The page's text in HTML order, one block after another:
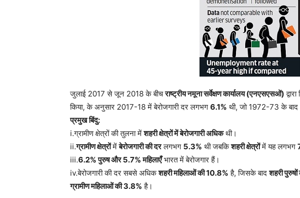
जुलाई 2017 से जून 2018 के बीचराष्ट्रीय नमूना सर्वेक्षण कार्यालय (एनएसएसओं)
किया, के अनुसार 2017-18 में बेरोजगारी दर लगभग 6.1% थी, जो 1972-73 के बाद
प्रमुख बिंदु:
i.ग्रामीण क्षेत्रों की तुलना मेंशहरी क्षेत्रों में बेरोजगारी अधिकथी।
ii.ग्रामीण क्षेत्रोंमेंबेरोजगारी की दरलगभग 5.3% थी जबकिशहरी क्षेत्रोंमें यह लगभग
iii.6.2% पुरुष और 5.7% महिलाएँभारत में बेरोजगार हैं।
iv.बेरोजगारी की दर सबसे अधिकशहरी महिलाओं की 10.8% है, जिसके बादशहरी
ग्रामीण महिलाओं की 3.8% है।